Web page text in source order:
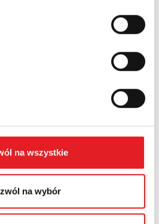
na wszystkie
na wybór
przetwarzanie moich danych